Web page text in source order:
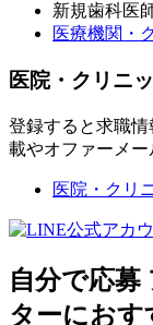
新規歯科医
医療機関・
医院・クリニ
登録すると求職
載やオファーメー
医院・クリ
自分で応募
ターにおす